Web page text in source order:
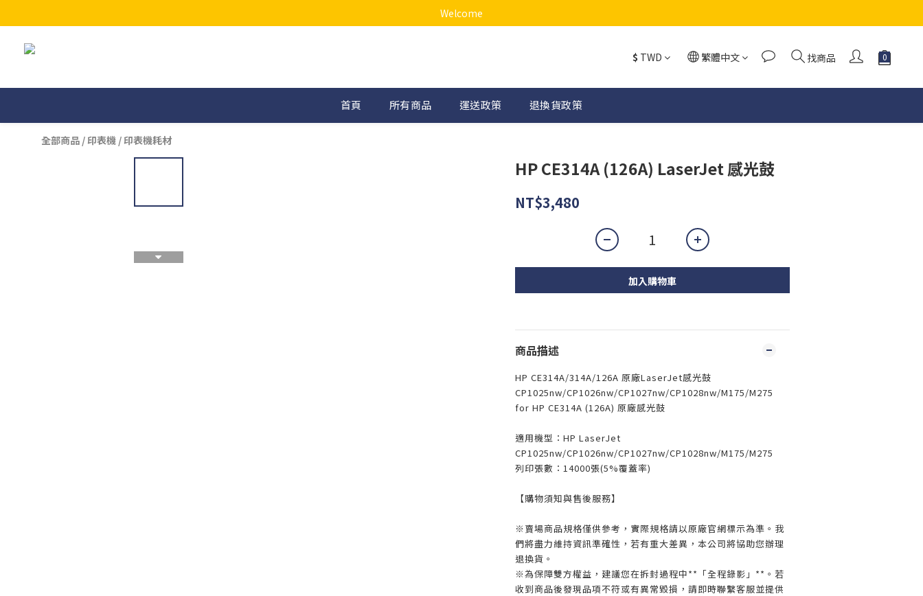
Welcome
$ TWD 繁體中文 找商品
首頁 所有商品 運送政策 退換貨政策
全部商品 /印表機 /印表機耗材
HP CE314A (126A) LaserJet 感光鼓
NT$3,480
加入購物車
商品描述
HP CE314A/314A/126A 原廠LaserJet感光鼓
CP1025nw/CP1026nw/CP1027nw/CP1028nw/M175/M275
for HP CE314A (126A) 原廠感光鼓
適用機型：HP LaserJet
CP1025nw/CP1026nw/CP1027nw/CP1028nw/M175/M275
列印張數：14000張(5%覆蓋率)
【購物須知與售後服務】
※賣場商品規格僅供參考，實際規格請以原廠官網標示為準。我
們將盡力維持資訊準確性，若有重大差異，本公司將協助您辦理
退換貨。
※為保障雙方權益，建議您在拆封過程中**「全程錄影」**。若
收到商品後發現品項不符或有異常毀損，請即時聯繫客服並提供